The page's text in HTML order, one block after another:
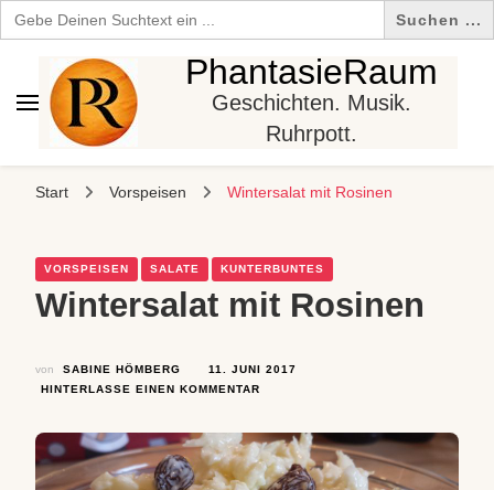
Search
for:
PhantasieRaum
Geschichten. Musik.
Ruhrpott.
Start Vorspeisen Wintersalat mit Rosinen
VORSPEISEN SALATE KUNTERBUNTES
Wintersalat mit Rosinen
von SABINE HÖMBERG
11. JUNI 2017
HINTERLASSE EINEN KOMMENTAR
ROSINEN